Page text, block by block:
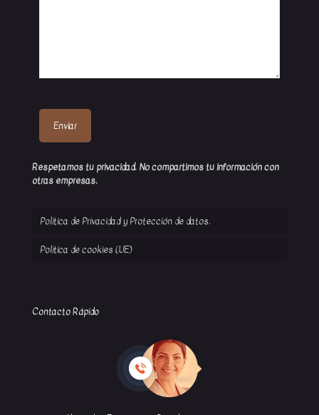
Respetamos tu privacidad. No compartimos tu información con
otras empresas.
Política de Privacidad y Protección de datos.
Política de cookies (UE)
Contacto Rápido